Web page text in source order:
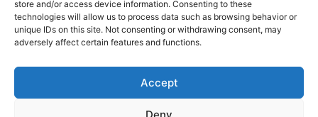
store and/or access device information. Consenting to these
technologies will allow us to process data such as browsing behavior or
unique IDs on this site. Not consenting or withdrawing consent, may
adversely affect certain features and functions.
Accept
Deny
Podlech, il Cile lo ha condannato
all’ergastolo
Era ubriaca…